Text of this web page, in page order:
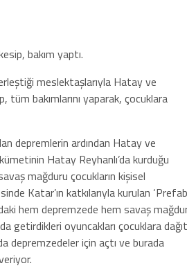
bakım yaptı.
meslektaşlarıyla Hatay ve
tüm bakımlarını yaparak, çocuklara
depremlerin ardından Hatay ve
Hatay Reyhanlı’da kurduğu
mağduru çocukların kişisel
Katar’ın katkılarıyla kurulan
hem depremzede hem savaş
getirdikleri oyuncakları çocuklara
depremzedeler için açtı ve burada